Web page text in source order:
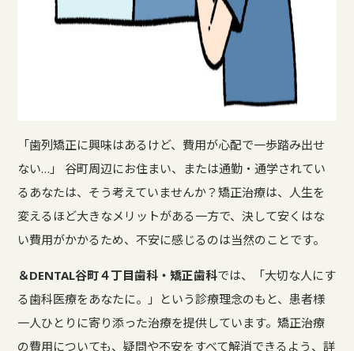
「歯列矯正に興味はあるけど、費用が心配で一歩踏み出せ
ない…」 谷町周辺にお住まい、または通勤・通学されてい
るあなたは、そう考えていませんか？矯正治療は、人生を
変えるほど大きなメリットがある一方で、決して安くはな
い費用がかかるため、不安に感じるのは当然のことです。
＆DENTAL谷町４丁目歯科・矯正歯科では、「大切な人にす
る歯科医療をあなたに。」という診療理念のもと、患者様
一人ひとりに寄り添った治療を提供しています。矯正治療
の費用についても、疑問や不安をすべて解消できるよう、詳